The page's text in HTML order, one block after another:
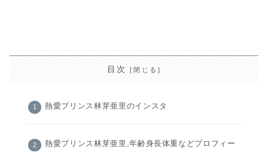
目次
熱愛プリンス林芽亜里のインスタ
熱愛プリンス林芽亜里,年齢身長体重などプロフィー